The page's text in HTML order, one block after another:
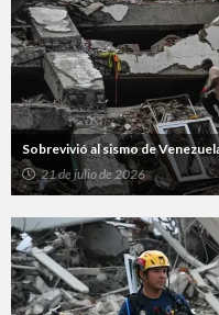
Sobrevivió al sismo de
21 de julio de 2026